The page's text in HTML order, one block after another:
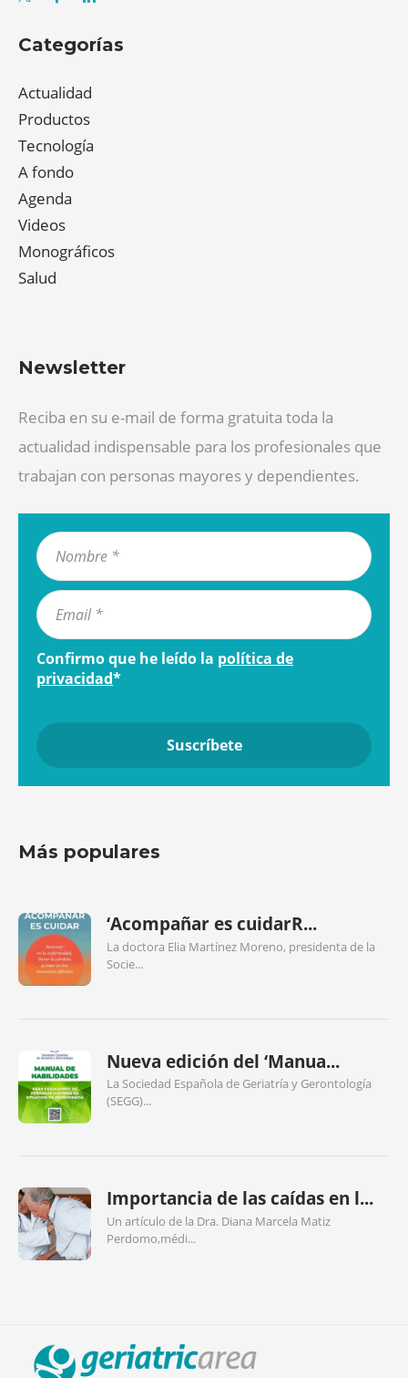
Categorías
Actualidad
Productos
Tecnología
A fondo
Agenda
Videos
Monográficos
Salud
Newsletter
Reciba en su e-mail de forma gratuita toda la
actualidad indispensable para los profesionales que
trabajan con personas mayores y dependientes.
Confirmo que he leído la política de
privacidad*
Más populares
‘Acompañar es cuidarR...
La doctora Elia Martínez Moreno, presidenta de la
Socie...
Nueva edición del ‘Manua...
La Sociedad Española de Geriatría y Gerontología
(SEGG)...
Importancia de las caídas en l...
Un artículo de la Dra. Diana Marcela Matiz
Perdomo,médi...